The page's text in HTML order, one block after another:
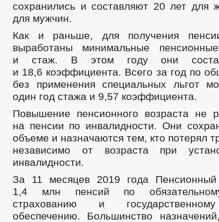
сохранились и составляют 20 лет для
для мужчин.
Как и раньше, для получения
выработаны минимальные
и стаж. В этом году они
и 18,6 коэффициента. Всего за год по
без применения специальных льгот
один год стажа и 9,57 коэффициента.
Повышение пенсионного возраста не
на пенсии по инвалидности. Они
объеме и назначаются тем, кто потерял
независимо от возраста при
инвалидности.
За 11 месяцев 2019 года
1,4 млн пенсий по
страхованию и
обеспечению. Большинство